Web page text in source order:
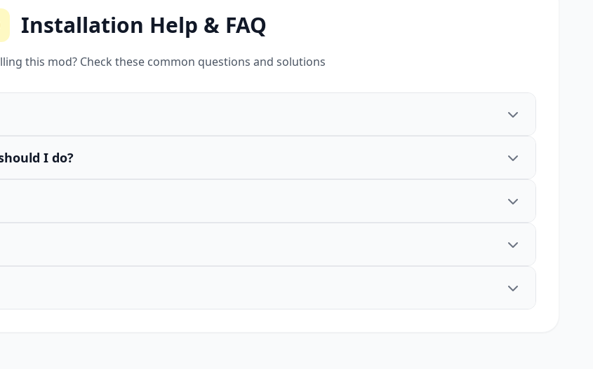
Installation Help & FAQ
this mod? Check these common questions and solutions
I do?